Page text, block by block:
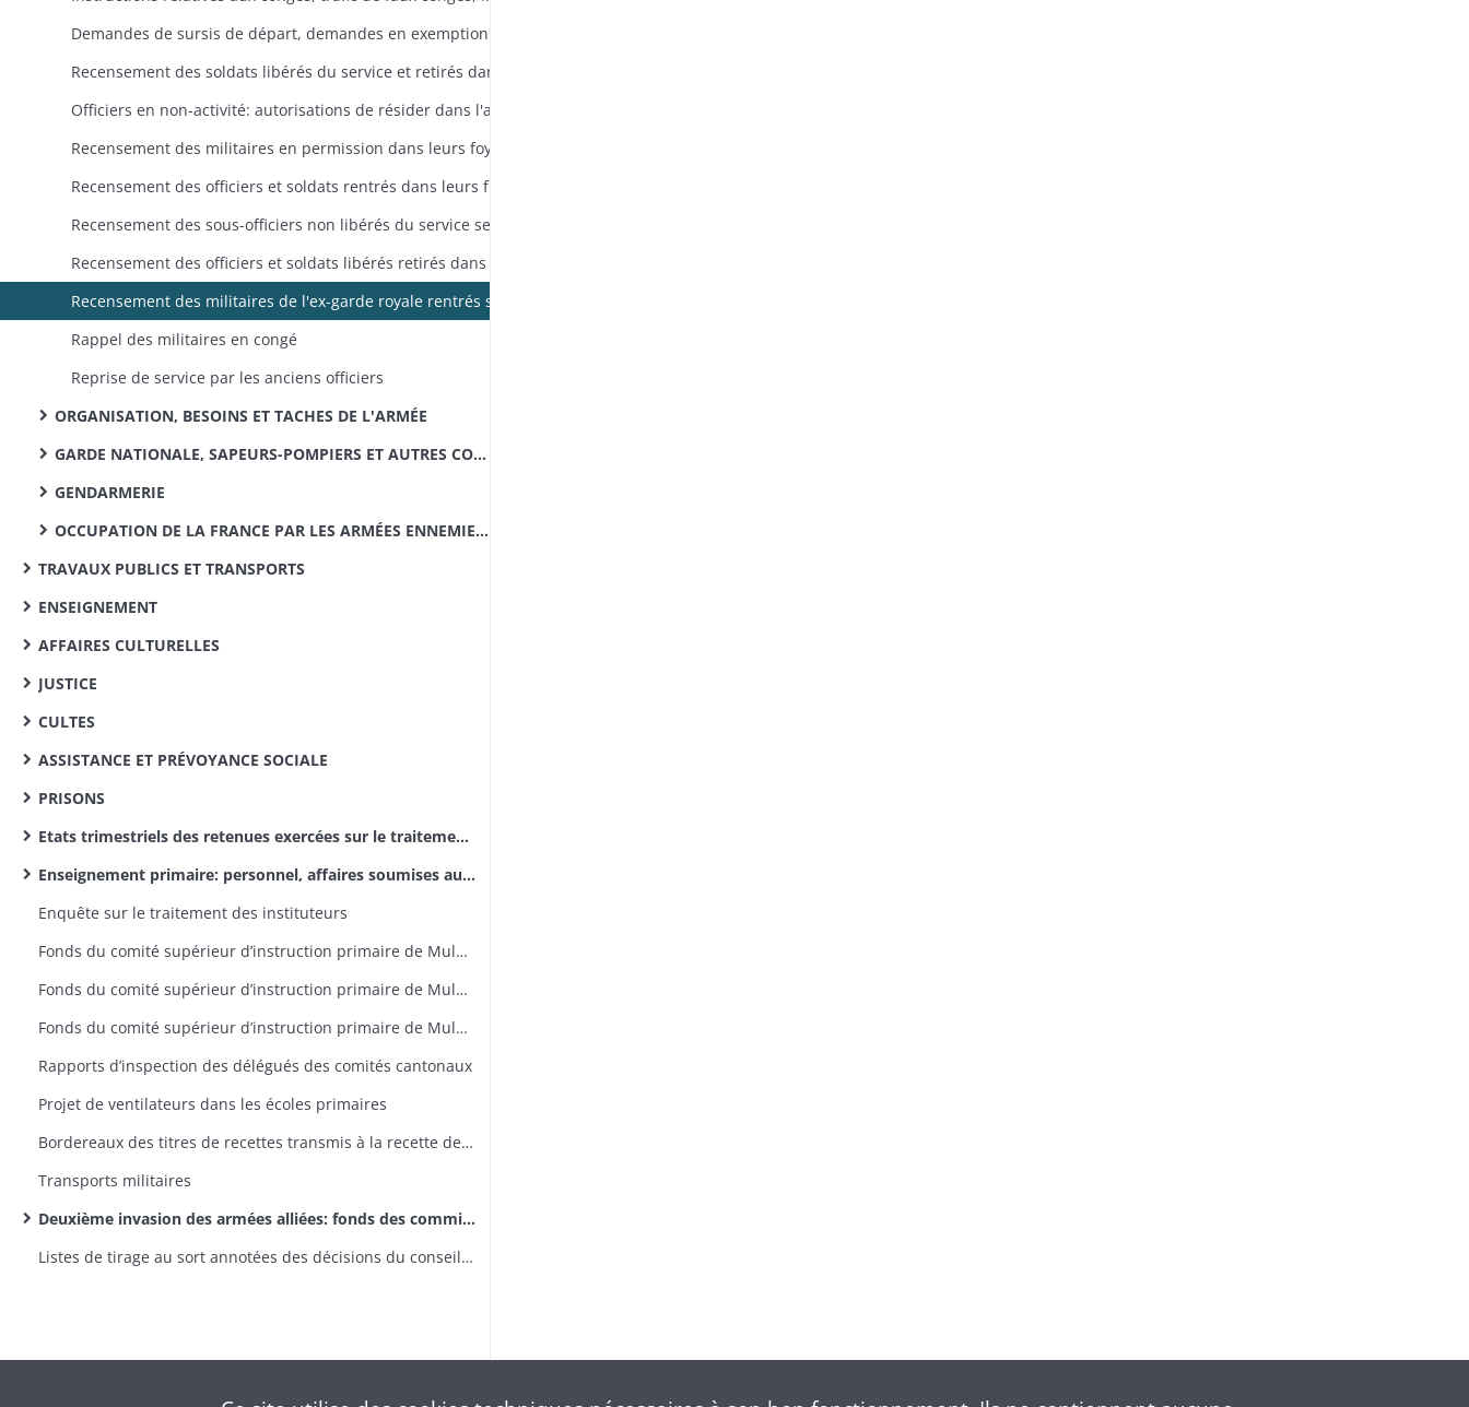
Recensement des officiers et soldats rentrés dans leurs foyers par suite du licenciement de leur corps, rapports sur leur état d'esprit, convocation à Colmar en vue de la formation de la Légion départementale, conduite à tenir à l'égard des militaires non employés dans la nouvelle armée
Rappel des militaires en congé
Reprise de service par les anciens officiers
ORGANISATION, BESOINS ET TACHES DE L'ARMÉE
GARDE NATIONALE, SAPEURS-POMPIERS ET AUTRES CORPS SPÉCIAUX
GENDARMERIE
OCCUPATION DE LA FRANCE PAR LES ARMÉES ENNEMIES ET LIQUIDATION DES CHARGES DE GUERRE DE 1813-1815
TRAVAUX PUBLICS ET TRANSPORTS
ENSEIGNEMENT
AFFAIRES CULTURELLES
JUSTICE
CULTES
ASSISTANCE ET PRÉVOYANCE SOCIALE
PRISONS
Etats trimestriels des retenues exercées sur le traitement des instituteurs pour le service des pensions civiles
Enseignement primaire: personnel, affaires soumises aux comités supérieurs de l’arrondissement d’Altkirch (dossiers par canton)
Enquête sur le traitement des instituteurs
Fonds du comité supérieur d’instruction primaire de Mulhouse: rapports d’inspection des délégués, lettres de provenance diverse
Fonds du comité supérieur d’instruction primaire de Mulhouse: correspondance émanant du recteur
Fonds du comité supérieur d’instruction primaire de Mulhouse: lettres émanant des préfets et sous-préfets
Rapports d’inspection des délégués des comités cantonaux
Projet de ventilateurs dans les écoles primaires
Bordereaux des titres de recettes transmis à la recette des finances d’Altkirch par la sous-préfecture
Transports militaires
Deuxième invasion des armées alliées: fonds des commissions cantonales
Listes de tirage au sort annotées des décisions du conseil de révision (classe 1870)